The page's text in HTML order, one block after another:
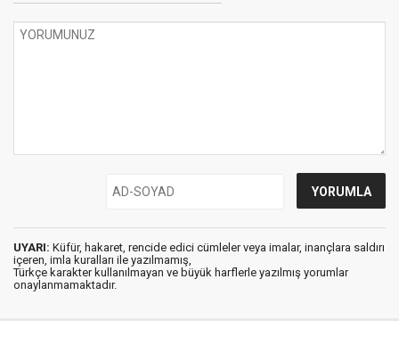
UYARI: Küfür, hakaret, rencide edici cümleler veya imalar, inançlara saldırı
içeren, imla kuralları ile yazılmamış,
Türkçe karakter kullanılmayan ve büyük harflerle yazılmış yorumlar
onaylanmamaktadır.